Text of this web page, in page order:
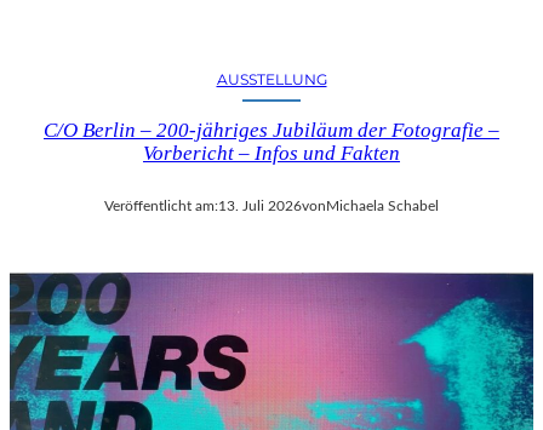
AUSSTELLUNG
C/O Berlin – 200-jähriges Jubiläum der Fotografie –
Vorbericht – Infos und Fakten
Veröffentlicht am:13. Juli 2026von Michaela Schabel